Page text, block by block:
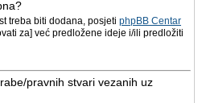
treba biti dodana, posjeti phpBB Centar
za] već predložene ideje i/ili predložiti
pravnih stvari vezanih uz